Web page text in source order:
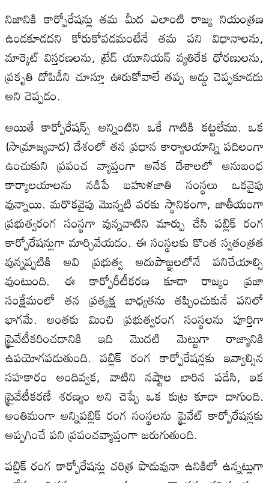
నిజానికి కార్పోరేషన్లు తమ మీద ఎలాంటి రాజ్య నియంత్రణ
ఉండకూడదని కోరుకోవడమంటేనే తమ పని విధానాలను,
మార్కెట్ విస్తరణలను, ట్రేడ్ యూనియన్ వ్యతిరేక ధోరణులను,
ప్రకృతి దోపిడీని చూస్తూ ఊరుకోవాలే తప్ప అడ్డు చెప్పకూడదు
అని చెప్పడం.
అయితే కార్పోరేషన్స్ అన్నింటిని ఒకే గాటికి కట్టలేము. ఒక
(సామ్రాజ్యవాద) దేశంలో తన ప్రధాన కార్యాలయాన్ని పదిలంగా
ఉంచుకుని ప్రపంచ వ్యాప్తంగా అనేక దేశాలలో అనుబంధ
కార్యాలయాలను నడిపే బహుళజాతి సంస్థలు ఒకవైపు
వున్నాయి. మరొకవైపు మొన్నటి వరకు స్థానికంగా, జాతీయంగా
ప్రభుత్వరంగ సంస్థగా వున్నవాటిని మార్పు చేసి పబ్లిక్ రంగ
కార్పోరేషన్లుగా మార్చివేయడం. ఈ సంస్థలకు కొంత స్వతంత్రత
వున్నప్పటికి అవి ప్రభుత్వ అదుపాజ్ఞలలోనే పనిచేయాల్సి
వుంటుంది. ఈ కార్పోరీటీకరణ కూడా రాజ్యం ప్రజా
సంక్షేమంలో తన ప్రత్యక్ష బాధ్యతను తప్పించుకునే పనిలో
భాగమే. అంతకు మించి ప్రభుత్వరంగ సంస్థలను పూర్తిగా
ప్రైవేటీకరించడానికి ఇది మొదటి మెట్టుగా రాజ్యానికి
ఉపయోగపడుతుంది. పబ్లిక్ రంగ కార్పోరేషన్లకు ఇవ్వాల్సిన
సహకారం అందివ్వక, వాటిని నష్టాల బారిన పడేసి, ఇక
ప్రైవేటీకరణే శరణ్యం అని చెప్పే ఒక కుట్ర కూడా దాగుంది.
అంతిమంగా అన్నిపబ్లిక్ రంగ సంస్థలను ప్రైవేట్ కార్పోరేషన్లకు
అప్పగించే పని ప్రపంచవ్యాప్తంగా జరుగుతుంది.
పబ్లిక్ రంగ కార్పోరేషన్లు చరిత్ర పొడువునా ఉనికిలో ఉన్నట్లుగా